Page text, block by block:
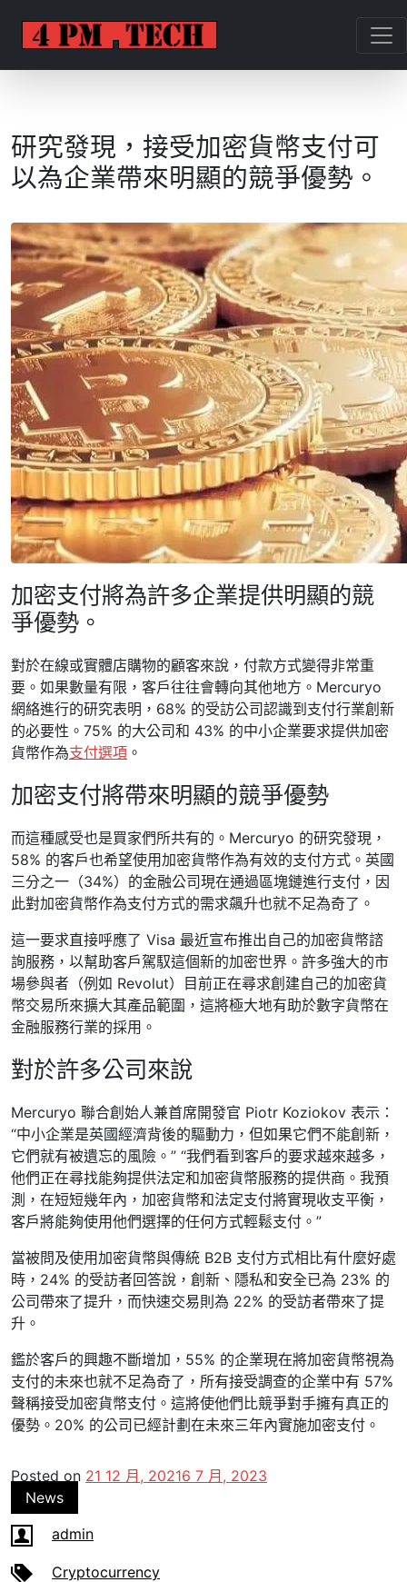
研究發現，接受加密貨幣支付可
以為企業帶來明顯的競爭優勢。
加密支付將為許多企業提供明顯的競
爭優勢。
對於在線或實體店購物的顧客來說，付款方式變得非常重
要。如果數量有限，客戶往往會轉向其他地方。Mercuryo
網絡進行的研究表明，68% 的受訪公司認識到支付行業創新
的必要性。75% 的大公司和 43% 的中小企業要求提供加密
貨幣作為支付選項 。
加密支付將帶來明顯的競爭優勢
而這種感受也是買家們所共有的。Mercuryo 的研究發現，
58% 的客戶也希望使用加密貨幣作為有效的支付方式。英國
三分之一（34%）的金融公司現在通過區塊鏈進行支付，因
此對加密貨幣作為支付方式的需求飆升也就不足為奇了。
這一要求直接呼應了 Visa 最近宣布推出自己的加密貨幣諮
詢服務，以幫助客戶駕馭這個新的加密世界。許多強大的市
場參與者（例如 Revolut）目前正在尋求創建自己的加密貨
幣交易所來擴大其產品範圍，這將極大地有助於數字貨幣在
金融服務行業的採用。
對於許多公司來說
Mercuryo 聯合創始人兼首席開發官 Piotr Koziokov 表示：
“中小企業是英國經濟背後的驅動力，但如果它們不能創新，
它們就有被遺忘的風險。” “我們看到客戶的要求越來越多，
他們正在尋找能夠提供法定和加密貨幣服務的提供商。我預
測，在短短幾年內，加密貨幣和法定支付將實現收支平衡，
客戶將能夠使用他們選擇的任何方式輕鬆支付。”
當被問及使用加密貨幣與傳統 B2B 支付方式相比有什麼好處
時，24% 的受訪者回答說，創新、隱私和安全已為 23% 的
公司帶來了提升，而快速交易則為 22% 的受訪者帶來了提
升。
鑑於客戶的興趣不斷增加，55% 的企業現在將加密貨幣視為
支付的未來也就不足為奇了，所有接受調查的企業中有 57%
聲稱接受加密貨幣支付。這將使他們比競爭對手擁有真正的
優勢。20% 的公司已經計劃在未來三年內實施加密支付。
Posted on 21 12 月, 20216 7 月, 2023
News
admin
Cryptocurrency